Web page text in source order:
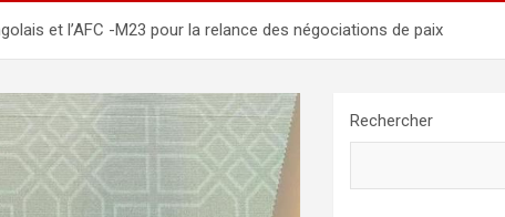
et l’AFC -M23 pour la relance des négociations de paix
Rechercher